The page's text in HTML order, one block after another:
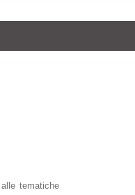
tematiche